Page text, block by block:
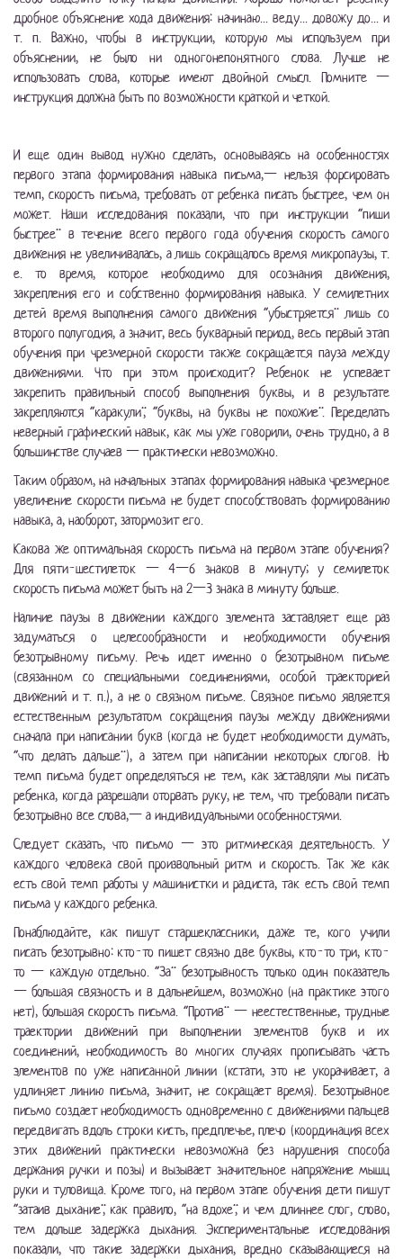
дробное объяснение хода движения: начинаю... веду... довожу до... и
т. п. Важно, чтобы в инструкции, которую мы используем при
объяснении, не было ни одногонепонятного слова. Лучше не
использовать слова, которые имеют двойной смысл. Помните —
инструкция должна быть по возможности краткой и четкой.
И еще один вывод нужно сделать, основываясь на особенностях
первого этапа формирования навыка письма,— нельзя форсировать
темп, скорость письма, требовать от ребенка писать быстрее, чем он
может. Наши исследования показали, что при инструкции “пиши
быстрее” в течение всего первого года обучения скорость самого
движения не увеличивалась, а лишь сокращалось время микропаузы, т.
е. то время, которое необходимо для осознания движения,
закрепления его и собственно формирования навыка. У семилетних
детей время выполнения самого движения “убыстряется” лишь со
второго полугодия, а значит, весь букварный период, весь первый этап
обучения при чрезмерной скорости также сокращается пауза между
движениями. Что при этом происходит? Ребенок не успевает
закрепить правильный способ выполнения буквы, и в результате
закрепляются “каракули”, “буквы, на буквы не похожие”. Переделать
неверный графический навык, как мы уже говорили, очень трудно, а в
большинстве случаев — практически невозможно.
Таким образом, на начальных этапах формирования навыка чрезмерное
увеличение скорости письма не будет способствовать формированию
навыка, а, наоборот, затормозит его.
Какова же оптимальная скорость письма на первом этапе обучения?
Для пяти-шестилеток — 4—6 знаков в минуту; у семилеток
скорость письма может быть на 2—3 знака в минуту больше.
Наличие паузы в движении каждого элемента заставляет еще раз
задуматься о целесообразности и необходимости обучения
безотрывному письму. Речь идет именно о безотрывном письме
(связанном со специальными соединениями, особой траекторией
движений и т. п.), а не о связном письме. Связное письмо является
естественным результатом сокращения паузы между движениями
сначала при написании букв (когда не будет необходимости думать,
“что делать дальше”), а затем при написании некоторых слогов. Но
темп письма будет определяться не тем, как заставляли мы писать
ребенка, когда разрешали оторвать руку, не тем, что требовали писать
безотрывно все слова,— а индивидуальными особенностями.
Следует сказать, что письмо — это ритмическая деятельность. У
каждого человека свой произвольный ритм и скорость. Так же как
есть свой темп работы у машинистки и радиста, так есть свой темп
письма у каждого ребенка.
Понаблюдайте, как пишут старшеклассники, даже те, кого учили
писать безотрывно: кто-то пишет связно две буквы, кто-то три, кто-
то — каждую отдельно. “За” безотрывность только один показатель
— большая связность и в дальнейшем, возможно (на практике этого
нет), большая скорость письма. “Против” — неестественные, трудные
траектории движений при выполнении элементов букв и их
соединений, необходимость во многих случаях прописывать часть
элементов по уже написанной линии (кстати, это не укорачивает, а
удлиняет линию письма, значит, не сокращает время). Безотрывное
письмо создает необходимость одновременно с движениями пальцев
передвигать вдоль строки кисть, предплечье, плечо (координация всех
этих движений практически невозможна без нарушения способа
держания ручки и позы) и вызывает значительное напряжение мышц
руки и туловища. Кроме того, на первом этапе обучения дети пишут
“затаив дыхание”, как правило, “на вдохе”, и чем длиннее слог, слово,
тем дольше задержка дыхания. Экспериментальные исследования
показали, что такие задержки дыхания, вредно сказывающиеся на